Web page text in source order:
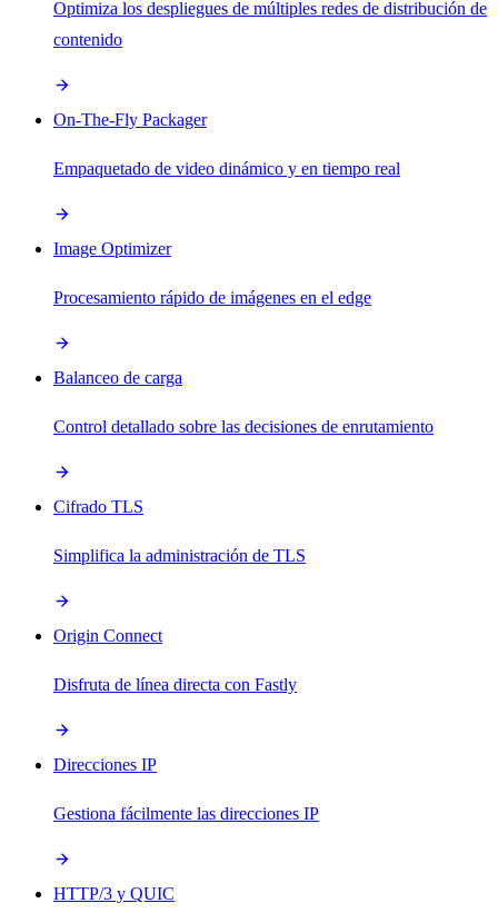
Optimiza los despliegues de múltiples redes de distribución de
contenido
On-The-Fly Packager
Empaquetado de video dinámico y en tiempo real
Image Optimizer
Procesamiento rápido de imágenes en el edge
Balanceo de carga
Control detallado sobre las decisiones de enrutamiento
Cifrado TLS
Simplifica la administración de TLS
Origin Connect
Disfruta de línea directa con Fastly
Direcciones IP
Gestiona fácilmente las direcciones IP
HTTP/3 y QUIC